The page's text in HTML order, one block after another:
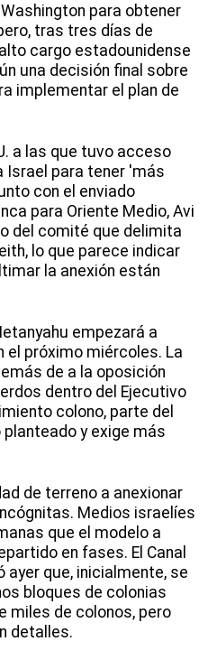
para obtener
tras tres días de
cargo estadounidense
una decisión final sobre
implementar el plan de
a las que tuvo acceso
Israel para tener 'más
con el enviado
para Oriente Medio, Avi
del comité que delimita
lo que parece indicar
la anexión están
empezará a
el próximo miércoles. La
de a la oposición
dentro del Ejecutivo
colono, parte del
y exige más
de terreno a anexionar
Medios israelíes
que el modelo a
en fases. El Canal
que, inicialmente, se
bloques de colonias
miles de colonos, pero
detalles.